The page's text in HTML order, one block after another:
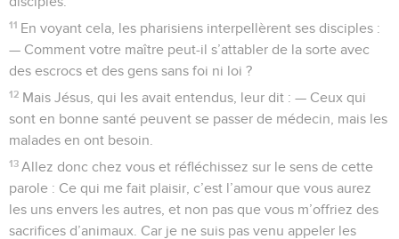
11 En voyant cela, les pharisiens interpellèrent ses disciples :
— Comment votre maître peut-il s’attabler de la sorte avec
des escrocs et des gens sans foi ni loi ?
12 Mais Jésus, qui les avait entendus, leur dit : — Ceux qui
sont en bonne santé peuvent se passer de médecin, mais les
malades en ont besoin.
13 Allez donc chez vous et réfléchissez sur le sens de cette
parole : Ce qui me fait plaisir, c’est l’amour que vous aurez
les uns envers les autres, et non pas que vous m’offriez des
sacrifices d’animaux. Car je ne suis pas venu appeler les